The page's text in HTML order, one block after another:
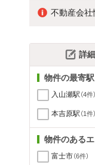
不動産会社
詳
物件の最寄駅
入山瀬駅 （4件）
本吉原駅 （1件）
物件のある
富士市（6件）